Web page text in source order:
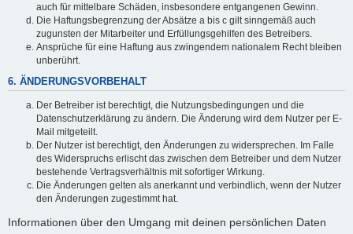
auch für mittelbare Schäden, insbesondere entgangenen Gewinn.
Die Haftungsbegrenzung der Absätze a bis c gilt sinngemäß auch
zugunsten der Mitarbeiter und Erfüllungsgehilfen des Betreibers.
Ansprüche für eine Haftung aus zwingendem nationalem Recht bleiben
unberührt.
6. ÄNDERUNGSVORBEHALT
Der Betreiber ist berechtigt, die Nutzungsbedingungen und die
Datenschutzerklärung zu ändern. Die Änderung wird dem Nutzer per E-
Mail mitgeteilt.
Der Nutzer ist berechtigt, den Änderungen zu widersprechen. Im Falle
des Widerspruchs erlischt das zwischen dem Betreiber und dem Nutzer
bestehende Vertragsverhältnis mit sofortiger Wirkung.
Die Änderungen gelten als anerkannt und verbindlich, wenn der Nutzer
den Änderungen zugestimmt hat.
Informationen über den Umgang mit deinen persönlichen Daten